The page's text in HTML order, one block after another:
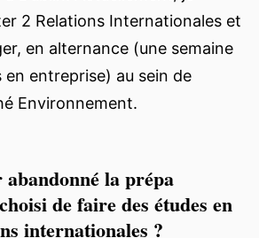
2 Relations Internationales et
en alternance (une semaine
entreprise) au sein de
Environnement.
la prépa
de faire des études en
internationales ?